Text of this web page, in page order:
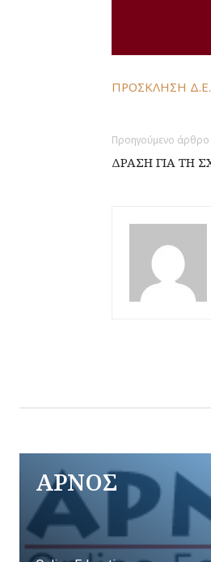
ΠΡΟΣΚΛΗΣΗ
Προηγούμενο άρθρο
ΔΡΑΣΗ ΓΙΑ ΤΗ
ΑΡΝΟΣ